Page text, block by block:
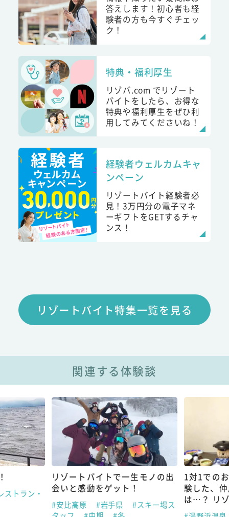
答えします！初心者も経
験者の方も今すぐチェッ
ク！
特典・福利厚生
リゾバ.com でリゾート
バイトをしたら、お得な
特典や福利厚生をぜひ利
用してみてくださいね！
経験者ウェルカムキャ
ンペーン
リゾートバイト経験者必
見！3万円分の電子マネ
ーギフトをGETするチャ
ンス！
リゾートバイト特集一覧を見る
関連する体験談
ストラン・
リゾートバイトで一生モノの出
会いと感動をゲット！
#安比高原 #岩手県
#スキー場ス
1対1での
験した、
は…？ リ